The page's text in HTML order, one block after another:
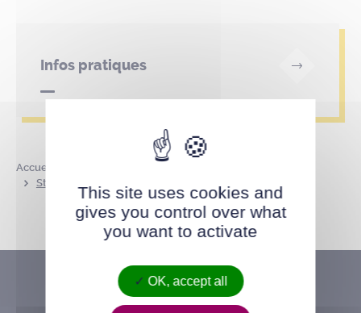
Infos pratiques
Accueil
Stade Constant-Pasquier – l’Orvasserie
This site uses cookies and
gives you control over what
you want to activate
OK, accept all